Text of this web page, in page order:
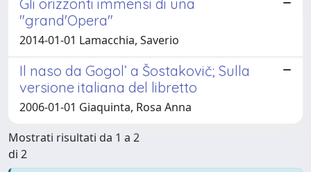
Gli orizzonti immensi di una
"grand'Opera"
2014-01-01 Lamacchia, Saverio
Il naso da Gogol’ a Šostakovič; Sulla
versione italiana del libretto
2006-01-01 Giaquinta, Rosa Anna
Mostrati risultati da 1 a 2
di 2